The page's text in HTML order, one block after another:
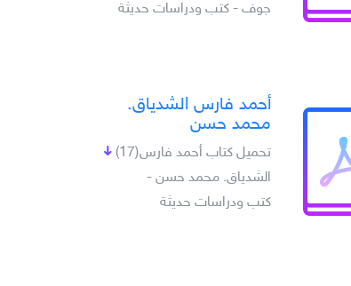
جوف - كتب ودراسات حديثة
أحمد فارس الشدياق.
محمد حسن
(17)تحميل كتاب أحمد فارس
الشدياق. محمد حسن -
كتب ودراسات حديثة